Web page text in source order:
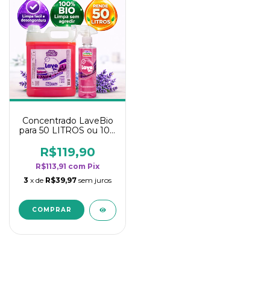
Concentrado LaveBio
para 50 LITROS ou 100
rendimento da
categoria - Lavanda
R$119,90
R$113,91 com Pix
3 x de R$39,97 sem juros